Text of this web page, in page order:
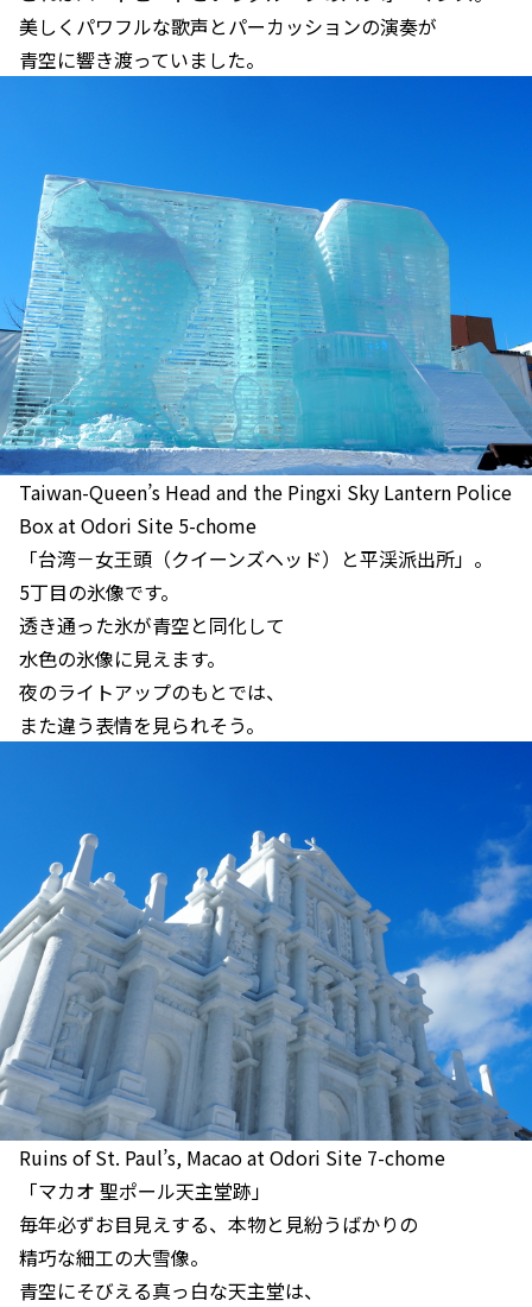
美しくパワフルな歌声とパーカッションの演奏が
青空に響き渡っていました。
Taiwan-Queen’s Head and the Pingxi Sky Lantern Police
Box at Odori Site 5-chome
「台湾－女王頭（クイーンズヘッド）と平渓派出所」。
5丁目の氷像です。
透き通った氷が青空と同化して
水色の氷像に見えます。
夜のライトアップのもとでは、
また違う表情を見られそう。
Ruins of St. Paul’s, Macao at Odori Site 7-chome
「マカオ 聖ポール天主堂跡」
毎年必ずお目見えする、本物と見紛うばかりの
精巧な細工の大雪像。
青空にそびえる真っ白な天主堂は、